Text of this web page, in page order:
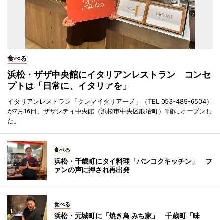
食べる
浜松・ザザ中央館にイタリアンレストラン コンセ
プトは「日常に、イタリアを」
イタリアンレストラン「クレマイタリアーノ」（TEL 053-489-6504）
が7月16日、ザザシティ中央館（浜松市中央区鍛冶町）1階にオープンし
た。
食べる
浜松・千歳町にタイ料理「バンコクキッチン」 フ
ァンの声に押され再出発
食べる
浜松・元城町に「焼き鳥 みち家」 千歳町「味